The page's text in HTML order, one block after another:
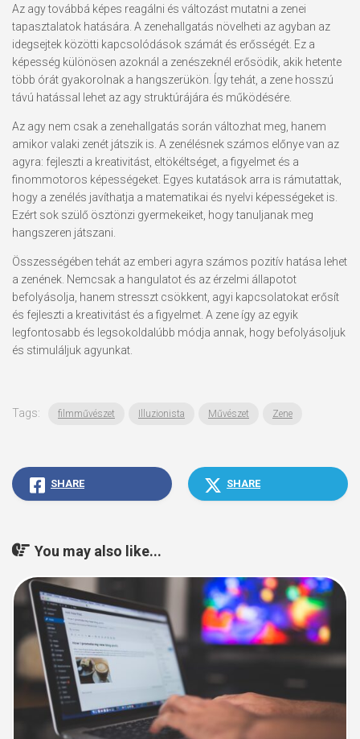
Az agy továbbá képes reagálni és változást mutatni a zenei
tapasztalatok hatására. A zenehallgatás növelheti az agyban az
idegsejtek közötti kapcsolódások számát és erősségét. Ez a
képesség különösen azoknál a zenészeknél erősödik, akik hetente
több órát gyakorolnak a hangszerükön. Így tehát, a zene hosszú
távú hatással lehet az agy struktúrájára és működésére.
Az agy nem csak a zenehallgatás során változhat meg, hanem
amikor valaki zenét játszik is. A zenélésnek számos előnye van az
agyra: fejleszti a kreativitást, eltökéltséget, a figyelmet és a
finommotoros képességeket. Egyes kutatások arra is rámutattak,
hogy a zenélés javíthatja a matematikai és nyelvi képességeket is.
Ezért sok szülő ösztönzi gyermekeiket, hogy tanuljanak meg
hangszeren játszani.
Összességében tehát az emberi agyra számos pozitív hatása lehet
a zenének. Nemcsak a hangulatot és az érzelmi állapotot
befolyásolja, hanem stresszt csökkent, agyi kapcsolatokat erősít
és fejleszti a kreativitást és a figyelmet. A zene így az egyik
legfontosabb és legsokoldalúbb módja annak, hogy befolyásoljuk
és stimuláljuk agyunkat.
Tags: filmművészet Illuzionista Művészet Zene
SHARE SHARE
You may also like...